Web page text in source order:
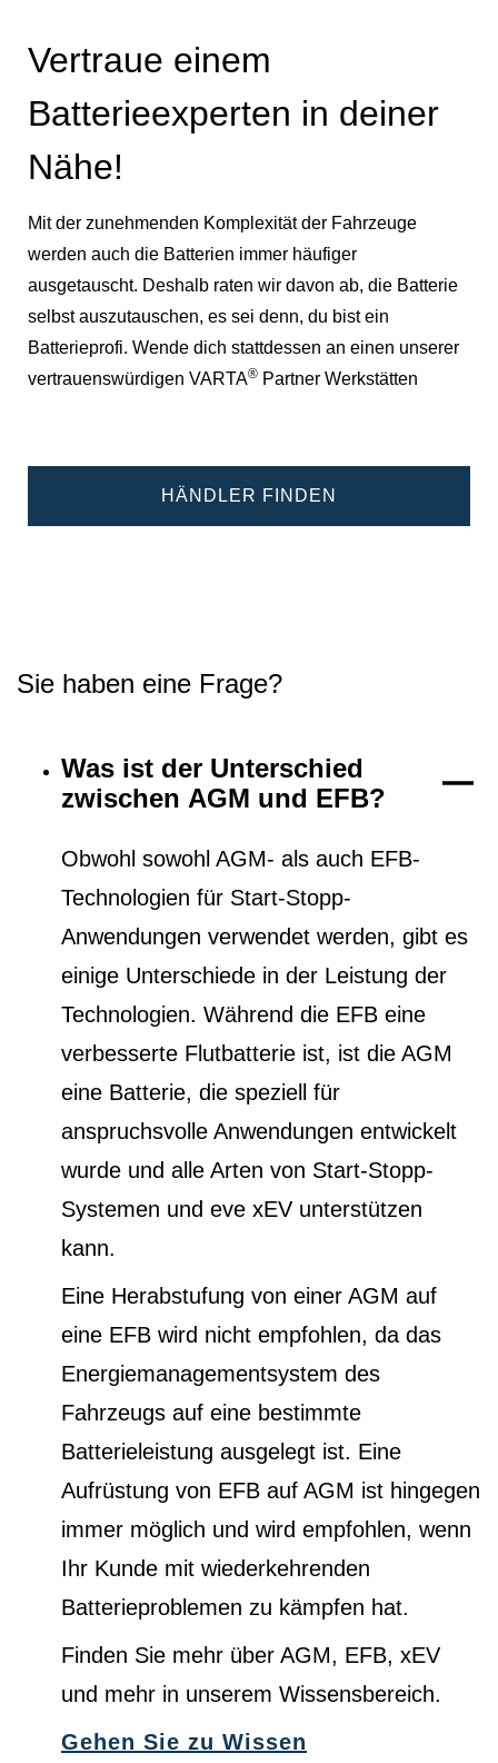
Vertraue einem
Batterieexperten in deiner
Nähe!
Mit der zunehmenden Komplexität der Fahrzeuge
werden auch die Batterien immer häufiger
ausgetauscht. Deshalb raten wir davon ab, die Batterie
selbst auszutauschen, es sei denn, du bist ein
Batterieprofi. Wende dich stattdessen an einen unserer
vertrauenswürdigen VARTA® Partner Werkstätten
HÄNDLER FINDEN
Sie haben eine Frage?
Was ist der Unterschied
zwischen AGM und EFB?
Obwohl sowohl AGM- als auch EFB-
Technologien für Start-Stopp-
Anwendungen verwendet werden, gibt es
einige Unterschiede in der Leistung der
Technologien. Während die EFB eine
verbesserte Flutbatterie ist, ist die AGM
eine Batterie, die speziell für
anspruchsvolle Anwendungen entwickelt
wurde und alle Arten von Start-Stopp-
Systemen und eve xEV unterstützen
kann.
Eine Herabstufung von einer AGM auf
eine EFB wird nicht empfohlen, da das
Energiemanagementsystem des
Fahrzeugs auf eine bestimmte
Batterieleistung ausgelegt ist. Eine
Aufrüstung von EFB auf AGM ist hingegen
immer möglich und wird empfohlen, wenn
Ihr Kunde mit wiederkehrenden
Batterieproblemen zu kämpfen hat.
Finden Sie mehr über AGM, EFB, xEV
und mehr in unserem Wissensbereich.
Gehen Sie zu Wissen